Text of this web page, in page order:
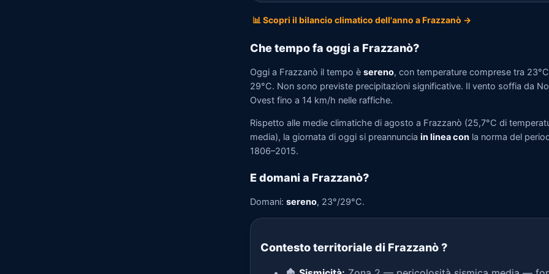
📊 Scopri il bilancio climatico dell'anno a Frazzanò →
Che tempo fa oggi a Frazzanò?
Oggi a Frazzanò il tempo è sereno, con temperature comprese tra
29°C. Non sono previste precipitazioni significative. Il vento soffia da
Ovest fino a 14 km/h nelle raffiche.
Rispetto alle medie climatiche di agosto a Frazzanò (25,7°C di
media), la giornata di oggi si preannuncia in linea con la norma del
1806–2015.
E domani a Frazzanò?
Domani: sereno, 23°/29°C.
Contesto territoriale di Frazzanò?